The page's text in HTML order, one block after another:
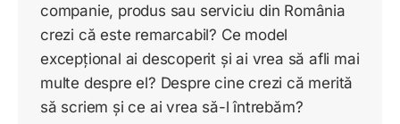
companie, produs sau serviciu din România
crezi că este remarcabil? Ce model
excepțional ai descoperit și ai vrea să afli mai
multe despre el? Despre cine crezi că merită
să scriem și ce ai vrea să-l întrebăm?